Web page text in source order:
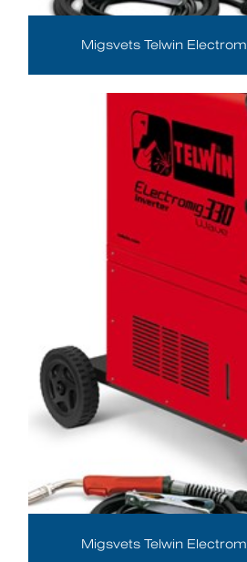
Migsvets Telwin
Migsvets Telwin